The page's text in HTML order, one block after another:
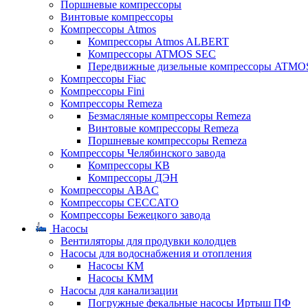
Поршневые компрессоры
Винтовые компрессоры
Компрессоры Atmos
Компрессоры Atmos ALBERT
Компрессоры ATMOS SEC
Передвижные дизельные компрессоры
Компрессоры Fiac
Компрессоры Fini
Компрессоры Remeza
Безмасляные компрессоры Remeza
Винтовые компрессоры Remeza
Поршневые компрессоры Remeza
Компрессоры Челябинского завода
Компрессоры КВ
Компрессоры ДЭН
Компрессоры ABAC
Компрессоры CECCATO
Компрессоры Бежецкого завода
Насосы
Вентиляторы для продувки колодцев
Насосы для водоснабжения и отопления
Насосы КМ
Насосы КММ
Насосы для канализации
Погружные фекальные насосы Иртыш ПФ